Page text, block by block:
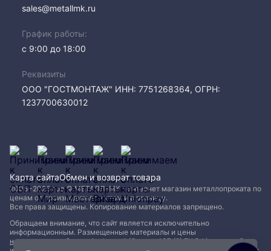
sales@metallmk.ru
График работы:
с 9:00 до 18:00
Реквизиты
ООО "ГОСТМОНТАЖ" ИНН: 7751268364, ОГРН:
1237700630012
2005−2026 год © МЕТАЛЛ-МК - интернет магазин металлопроката по
ценам от производителя, оптом и в розницу.
Все права защищены. Копирование материалов запрещено.
Обращаем внимание, что сайт является исключительно
информационным. Размещенные материалы и цены
не являются публичной офертой (Статья 437 (2) ГК РФ)и могут быть
Карта сайтаОбмен и возврат товара